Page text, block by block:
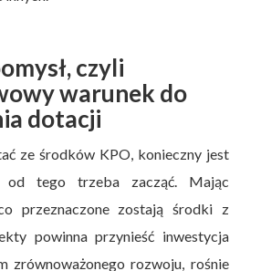
czyli
warunek do
dotacji
ze środków KPO, konieczny jest
tego trzeba zacząć. Mając
przeznaczone zostają środki z
powinna przynieść inwestycja
zrównoważonego rozwoju, rośnie